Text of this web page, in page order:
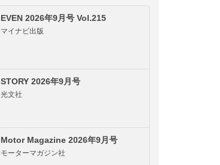
EVEN 2026年9月号 Vol.215
マイナビ出版
STORY 2026年9月号
光文社
Motor Magazine 2026年9月号
モーターマガジン社